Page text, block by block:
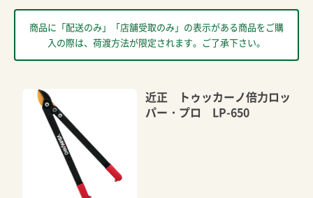
商品に「配送のみ」「店舗受取のみ」の表示がある商品をご購
入の際は、荷渡方法が限定されます。ご了承下さい。
近正 トゥッカーノ倍力ロッ
パー・プロ LP-650